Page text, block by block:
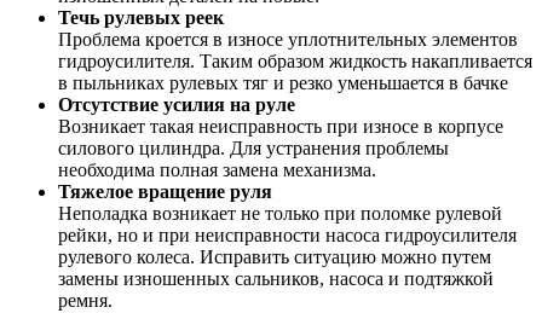
Течь рулевых реек
Проблема кроется в износе уплотнительных элементов
гидроусилителя. Таким образом жидкость накапливается
в пыльниках рулевых тяг и резко уменьшается в бачке
Отсутствие усилия на руле
Возникает такая неисправность при износе в корпусе
силового цилиндра. Для устранения проблемы
необходима полная замена механизма.
Тяжелое вращение руля
Неполадка возникает не только при поломке рулевой
рейки, но и при неисправности насоса гидроусилителя
рулевого колеса. Исправить ситуацию можно путем
замены изношенных сальников, насоса и подтяжкой
ремня.